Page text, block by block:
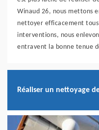
Winaud 26, nous mettons
nettoyer efficacement
interventions, nous
entravent la bonne tenue
Réaliser un nettoyage